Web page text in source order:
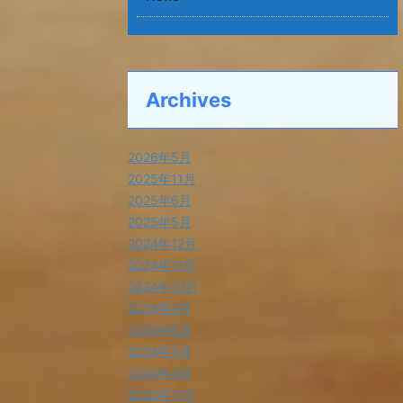
Archives
2026年5月
2025年11月
2025年6月
2025年5月
2024年12月
2024年11月
2024年10月
2024年9月
2024年6月
2024年5月
2024年4月
2023年11月